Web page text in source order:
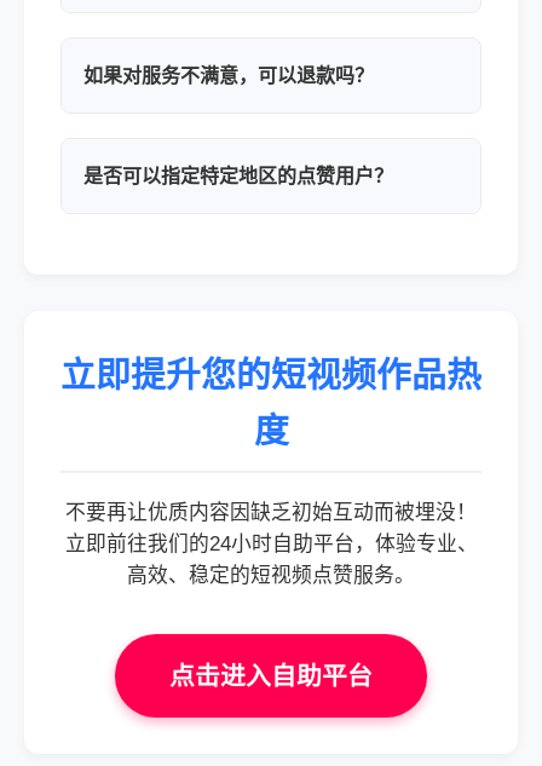
如果对服务不满意，可以退款吗？
是否可以指定特定地区的点赞用户？
立即提升您的短视频作品热
度
不要再让优质内容因缺乏初始互动而被埋没！
立即前往我们的24小时自助平台，体验专业、
高效、稳定的短视频点赞服务。
点击进入自助平台